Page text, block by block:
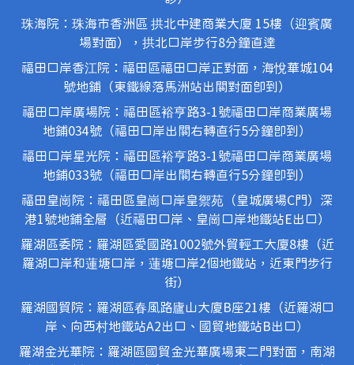
珠海院：珠海市香洲區 拱北中建商業大廈 15樓（迎賓廣
場對面），拱北口岸步行8分鐘直達
福田口岸香江院：福田區福田口岸正對面，海悅華城104
號地鋪（東鐵線落馬洲站出關對面即到）
福田口岸廣場院：福田區裕亨路3-1號福田口岸商業廣場
地鋪034號（福田口岸出關右轉直行5分鐘即到）
福田口岸星光院：福田區裕亨路3-1號福田口岸商業廣場
地鋪033號（福田口岸出關右轉直行5分鐘即到）
福田皇崗院：福田區皇崗口岸皇禦苑（皇城廣場C門）深
港1號地鋪全層（近福田口岸、皇崗口岸地鐵站E出口）
羅湖區委院：羅湖區愛國路1002號外貿輕工大廈8樓（近
羅湖口岸和蓮塘口岸，蓮塘口岸2個地鐵站，近東門步行
街）
羅湖國貿院：羅湖區春風路廬山大廈B座21樓（近羅湖口
岸、向西村地鐵站A2出口、國貿地鐵站B出口）
羅湖金光華院：羅湖區國貿金光華廣場東二門對面，南湖